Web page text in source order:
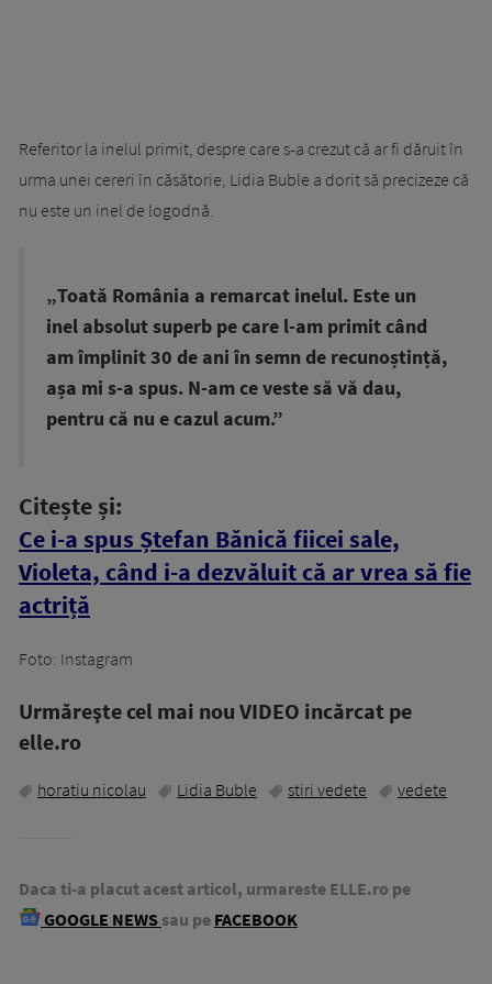
Referitor la inelul primit, despre care s-a crezut că ar fi dăruit în
urma unei cereri în căsătorie, Lidia Buble a dorit să precizeze că
nu este un inel de logodnă.
„Toată România a remarcat inelul. Este un
inel absolut superb pe care l-am primit când
am împlinit 30 de ani în semn de recunoștință,
așa mi s-a spus. N-am ce veste să vă dau,
pentru că nu e cazul acum.”
Citește și:
Ce i-a spus Ștefan Bănică fiicei sale,
Violeta, când i-a dezvăluit că ar vrea să fie
actriță
Foto: Instagram
Urmăreşte cel mai nou VIDEO incărcat pe
elle.ro
horatiu nicolau Lidia Buble stiri vedete vedete
Daca ti-a placut acest articol, urmareste ELLE.ro pe
GOOGLE NEWS sau pe FACEBOOK